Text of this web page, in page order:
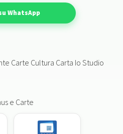
WhatsApp
Carte Cultura Carta Io Studio
e Carte